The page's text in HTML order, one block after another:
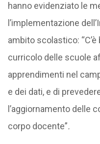
hanno evidenziato le
l’implementazione
ambito scolastico:
curricolo delle scuole
apprendimenti nel
e dei dati, e di
l’aggiornamento delle
corpo docente”.